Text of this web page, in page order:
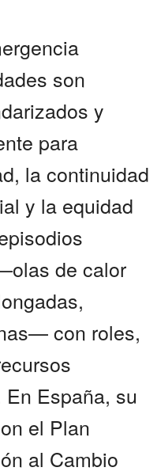
son
y
para
la continuidad
y la equidad
de calor
con roles,
España, su
el Plan
al Cambio